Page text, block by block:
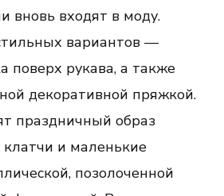
вновь входят в моду.
вариантов —
поверх рукава, а также
декоративной пряжкой.
праздничный образ
и маленькие
позолоченной